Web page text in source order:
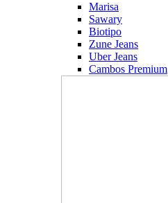
Marisa
Sawary
Biotipo
Zune Jeans
Uber Jeans
Cambos Premium